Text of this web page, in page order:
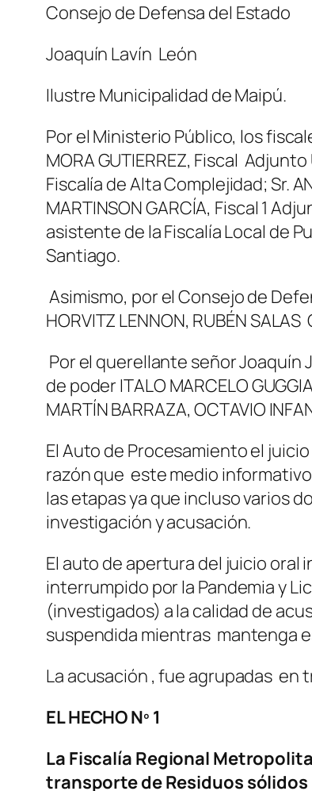
Consejo de Defensa del Estado
Joaquín Lavín León
Ilustre Municipalidad de Maipú.
Por el Ministerio Público, los
MORA GUTIERREZ, Fiscal
Fiscalía de Alta Complejidad; Sr.
MARTINSON GARCÍA, Fiscal 1
asistente de la Fiscalía Local de
Santiago.
Asimismo, por el Consejo de
HORVITZ LENNON, RUBÉN
Por el querellante señor Joaquín
de poder ITALO MARCELO
MARTÍN BARRAZA, OCTAVIO
El Auto de Procesamiento el
razón que este medio
las etapas ya que incluso varios
investigación y acusación.
El auto de apertura del juicio oral
interrumpido por la Pandemia y
(investigados) a la calidad de
suspendida mientras mantenga
La acusación , fue agrupadas en
EL HECHO Nº 1
La Fiscalía Regional
transporte de Residuos